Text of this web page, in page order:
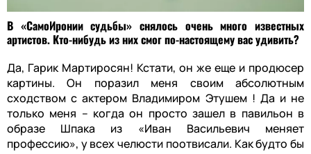
В «СамоИронии судьбы» снялось очень много известных
артистов. Кто-нибудь из них смог по-настоящему вас удивить?
Да, Гарик Мартиросян! Кстати, он же еще и продюсер
картины. Он поразил меня своим абсолютным
сходством с актером Владимиром Этушем ! Да и не
только меня – когда он просто зашел в павильон в
образе Шпака из «Иван Васильевич меняет
профессию», у всех челюсти поотвисали. Как будто бы